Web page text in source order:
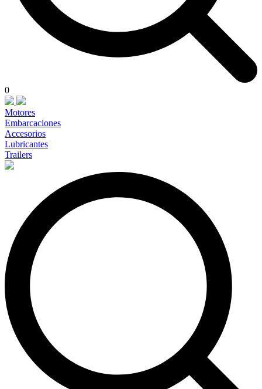
0
Motores
Embarcaciones
Accesorios
Lubricantes
Trailers